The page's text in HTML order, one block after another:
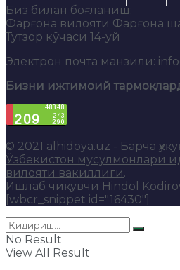
Биз билан боғланиш:
Фарғона вилояти Фарғона
Тутзор кўчаси 14-уй
Электрон почта манзили:
Бизни ижтимоий
© 2021 alhidoya.uz - Барча
Ўзбекистон мусулмонлари
вилояти вакиллиги.
Ишлаб чиқувчи Hindol
[wbcr_snippet id="16430"]
No Result
View All Result